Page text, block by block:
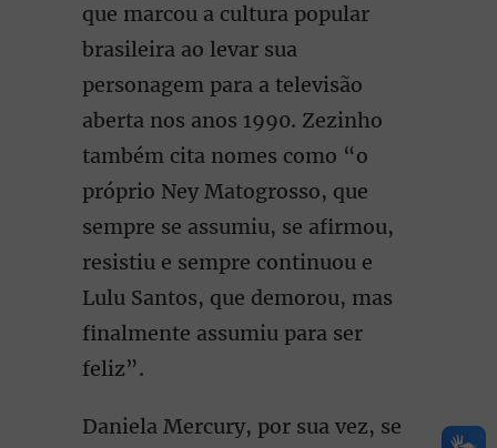
que marcou a cultura popular
brasileira ao levar sua
personagem para a televisão
aberta nos anos 1990. Zezinho
também cita nomes como “o
próprio Ney Matogrosso, que
sempre se assumiu, se afirmou,
resistiu e sempre continuou e
Lulu Santos, que demorou, mas
finalmente assumiu para ser
feliz”.
Daniela Mercury, por sua vez, se